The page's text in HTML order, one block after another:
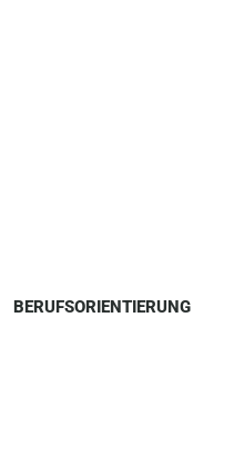
BERUFSORIENTIERUNG